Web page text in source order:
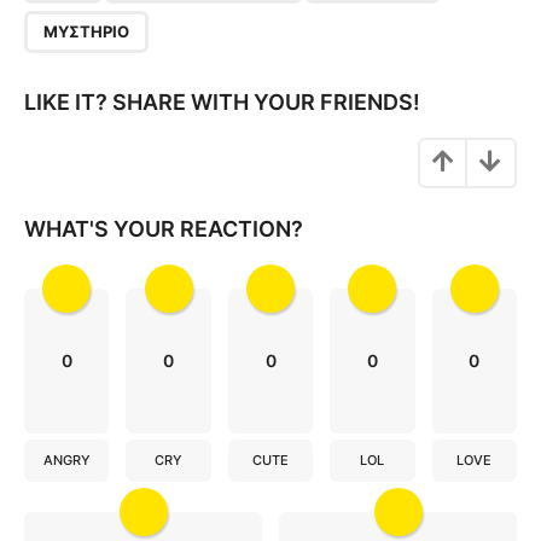
a
n
ΜΥΣΤΉΡΙΟ
LIKE IT? SHARE WITH YOUR FRIENDS!
WHAT'S YOUR REACTION?
0
ANGRY
0
CRY
0
CUTE
0
LOL
0
LOVE